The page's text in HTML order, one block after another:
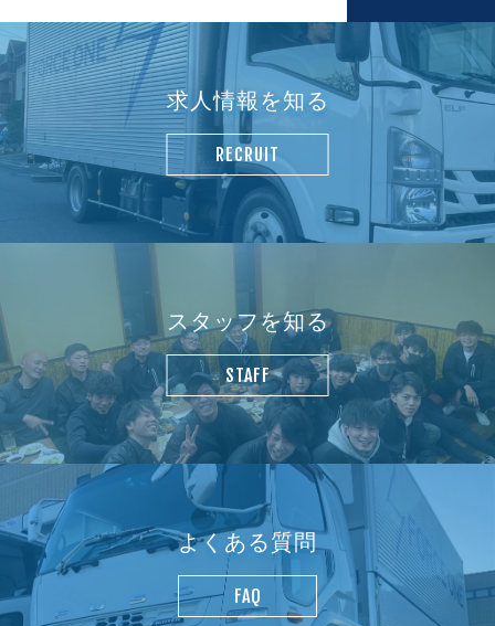
求人情報を知る
RECRUIT
スタッフを知る
STAFF
よくある質問
FAQ